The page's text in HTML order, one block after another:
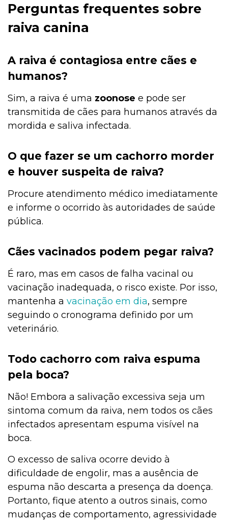
Perguntas frequentes sobre
raiva canina
A raiva é contagiosa entre cães e
humanos?
Sim, a raiva é uma zoonose e pode ser
transmitida de cães para humanos através da
mordida e saliva infectada.
O que fazer se um cachorro morder
e houver suspeita de raiva?
Procure atendimento médico imediatamente
e informe o ocorrido às autoridades de saúde
pública.
Cães vacinados podem pegar raiva?
É raro, mas em casos de falha vacinal ou
vacinação inadequada, o risco existe. Por isso,
mantenha a vacinação em dia, sempre
seguindo o cronograma definido por um
veterinário.
Todo cachorro com raiva espuma
pela boca?
Não! Embora a salivação excessiva seja um
sintoma comum da raiva, nem todos os cães
infectados apresentam espuma visível na
boca.
O excesso de saliva ocorre devido à
dificuldade de engolir, mas a ausência de
espuma não descarta a presença da doença.
Portanto, fique atento a outros sinais, como
mudanças de comportamento, agressividade